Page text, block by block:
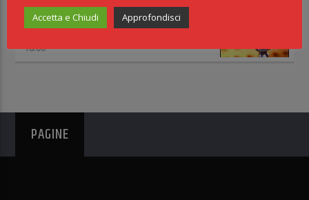
18:00
PAGINE
Accetta e Chiudi Approfondisci